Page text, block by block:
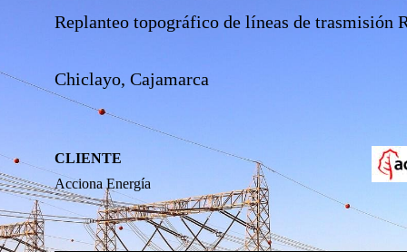
Replanteo topográfico de líneas de trasmisión
Chiclayo, Cajamarca
CLIENTE
Acciona Energía